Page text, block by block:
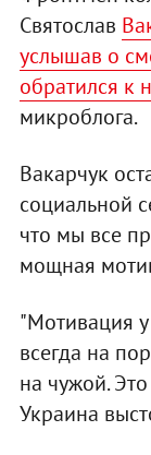
Святослав
услышав о
обратился к
микроблога.
Вакарчук
социальной
что мы все
мощная
"Мотивация
всегда на
на чужой.
Украина